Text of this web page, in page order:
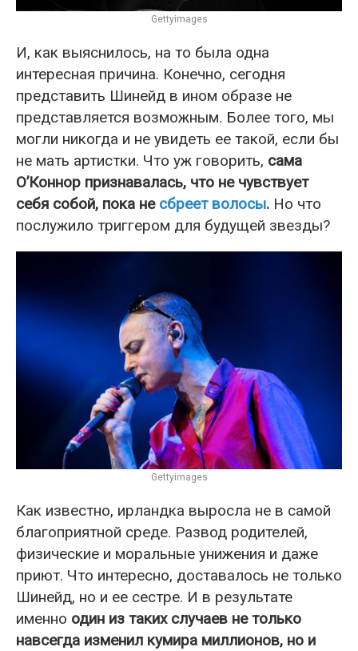
Gettyimages
И, как выяснилось, на то была одна
интересная причина. Конечно, сегодня
представить Шинейд в ином образе не
представляется возможным. Более того, мы
могли никогда и не увидеть ее такой, если бы
не мать артистки. Что уж говорить, сама
О’Коннор признавалась, что не чувствует
себя собой, пока не сбреет волосы. Но что
послужило триггером для будущей звезды?
Gettyimages
Как известно, ирландка выросла не в самой
благоприятной среде. Развод родителей,
физические и моральные унижения и даже
приют. Что интересно, доставалось не только
Шинейд, но и ее сестре. И в результате
именно один из таких случаев не только
навсегда изменил кумира миллионов, но и